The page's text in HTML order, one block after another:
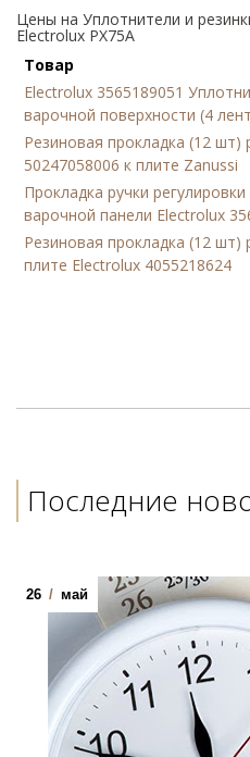
Цены на Уплотнители и
Electrolux PX75A
Товар
Electrolux 3565189051
варочной поверхности (4
Резиновая прокладка (12 шт)
50247058006 к плите Zanussi
Прокладка ручки
варочной панели Electrolux
Резиновая прокладка (12 шт)
плите Electrolux 4055218624
Последние
26 / май